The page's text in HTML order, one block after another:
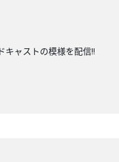
キャストの模様を配信!!